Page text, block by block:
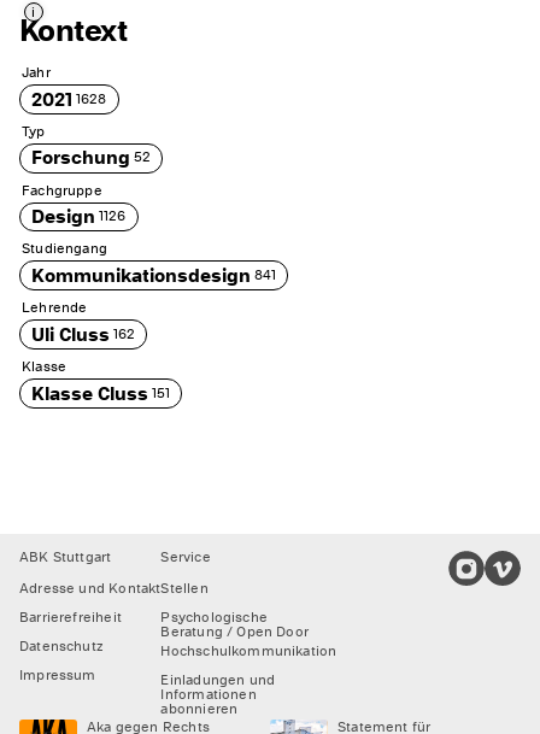
i
Kontext
Jahr
2021 1628
Typ
Forschung 52
Fachgruppe
Design 1126
Studiengang
Kommunikationsdesign 841
Lehrende
Uli Cluss 162
Klasse
Klasse Cluss 151
Footer
ABK Stuttgart
Adresse und Kontakt
Barrierefreiheit
Datenschutz
Impressum
Service
Stellen
Psychologische
Beratung / Open Door
Hochschulkommunikation
Einladungen und
Informationen
abonnieren
Aka gegen Rechts
Statement für